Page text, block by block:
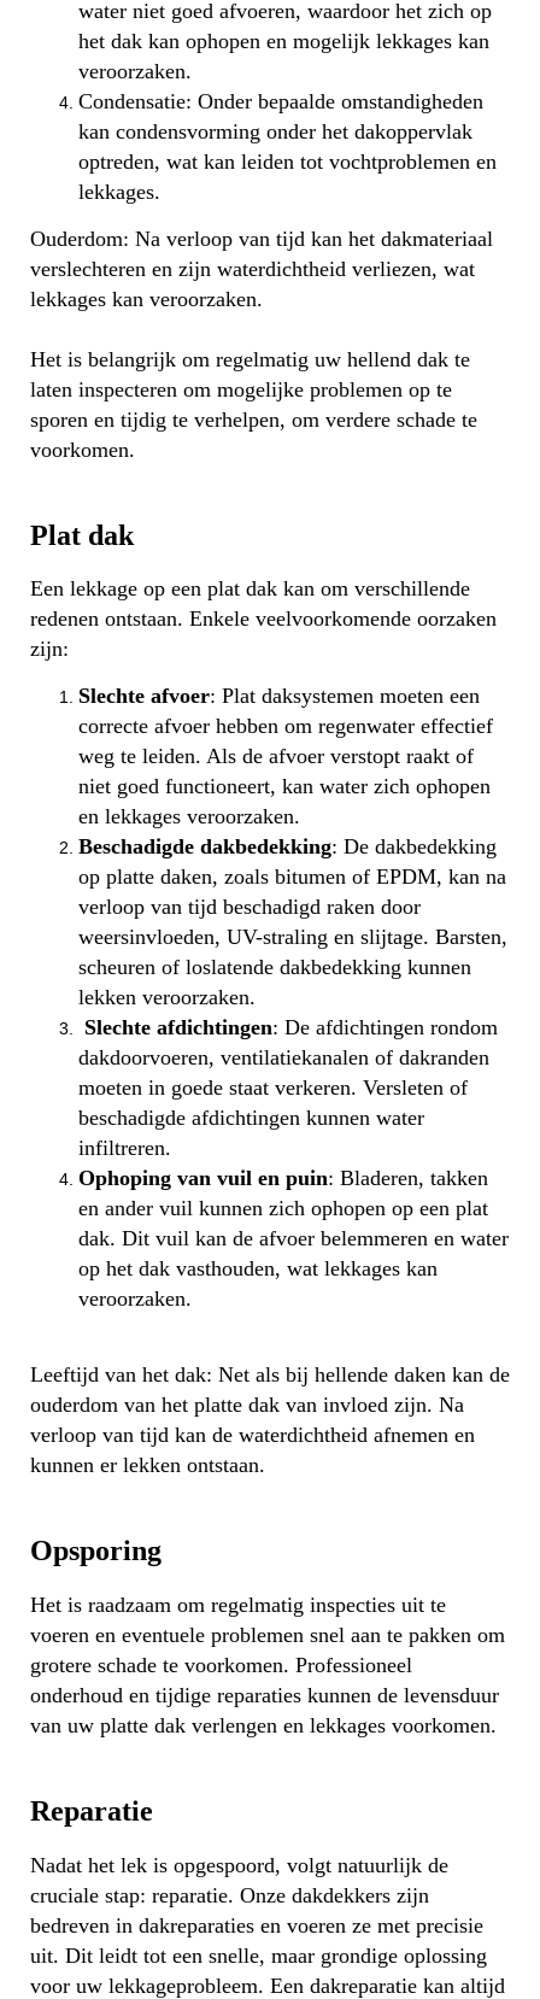
water niet goed afvoeren, waardoor het zich op
het dak kan ophopen en mogelijk lekkages kan
veroorzaken.
Condensatie: Onder bepaalde omstandigheden
kan condensvorming onder het dakoppervlak
optreden, wat kan leiden tot vochtproblemen en
lekkages.
Ouderdom: Na verloop van tijd kan het dakmateriaal
verslechteren en zijn waterdichtheid verliezen, wat
lekkages kan veroorzaken.
Het is belangrijk om regelmatig uw hellend dak te
laten inspecteren om mogelijke problemen op te
sporen en tijdig te verhelpen, om verdere schade te
voorkomen.
Plat dak
Een lekkage op een plat dak kan om verschillende
redenen ontstaan. Enkele veelvoorkomende oorzaken
zijn:
Slechte afvoer: Plat daksystemen moeten een
correcte afvoer hebben om regenwater effectief
weg te leiden. Als de afvoer verstopt raakt of
niet goed functioneert, kan water zich ophopen
en lekkages veroorzaken.
Beschadigde dakbedekking: De dakbedekking
op platte daken, zoals bitumen of EPDM, kan na
verloop van tijd beschadigd raken door
weersinvloeden, UV-straling en slijtage. Barsten,
scheuren of loslatende dakbedekking kunnen
lekken veroorzaken.
Slechte afdichtingen: De afdichtingen rondom
dakdoorvoeren, ventilatiekanalen of dakranden
moeten in goede staat verkeren. Versleten of
beschadigde afdichtingen kunnen water
infiltreren.
Ophoping van vuil en puin: Bladeren, takken
en ander vuil kunnen zich ophopen op een plat
dak. Dit vuil kan de afvoer belemmeren en water
op het dak vasthouden, wat lekkages kan
veroorzaken.
Leeftijd van het dak: Net als bij hellende daken kan de
ouderdom van het platte dak van invloed zijn. Na
verloop van tijd kan de waterdichtheid afnemen en
kunnen er lekken ontstaan.
Opsporing
Het is raadzaam om regelmatig inspecties uit te
voeren en eventuele problemen snel aan te pakken om
grotere schade te voorkomen. Professioneel
onderhoud en tijdige reparaties kunnen de levensduur
van uw platte dak verlengen en lekkages voorkomen.
Reparatie
Nadat het lek is opgespoord, volgt natuurlijk de
cruciale stap: reparatie. Onze dakdekkers zijn
bedreven in dakreparaties en voeren ze met precisie
uit. Dit leidt tot een snelle, maar grondige oplossing
voor uw lekkageprobleem. Een dakreparatie kan altijd